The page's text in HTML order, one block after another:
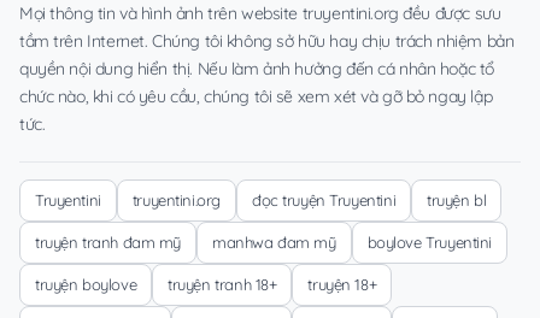
Mọi thông tin và hình ảnh trên website truyentini.org đều được sưu
tầm trên Internet. Chúng tôi không sở hữu hay chịu trách nhiệm bản
quyền nội dung hiển thị. Nếu làm ảnh hưởng đến cá nhân hoặc tổ
chức nào, khi có yêu cầu, chúng tôi sẽ xem xét và gỡ bỏ ngay lập
tức.
Truyentini truyentini.org đọc truyện Truyentini truyện bl
truyện tranh đam mỹ manhwa đam mỹ boylove Truyentini
truyện boylove truyện tranh 18+ truyện 18+